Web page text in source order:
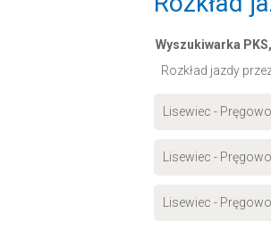
Wyszukiwarka
Rozkład jazdy
Lisewiec -
Lisewiec -
Lisewiec -